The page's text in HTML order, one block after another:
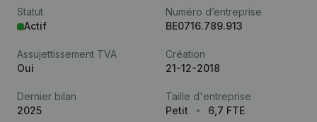
Statut
Actif
Numéro d’entreprise
BE0716.789.913
Assujettissement TVA
Oui
Création
21-12-2018
Dernier bilan
2025
Taille d'entreprise
Petit
6,7 FTE